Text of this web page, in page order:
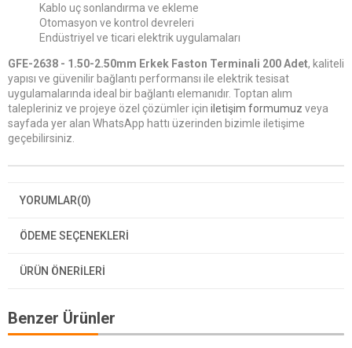
Kablo uç sonlandırma ve ekleme
Otomasyon ve kontrol devreleri
Endüstriyel ve ticari elektrik uygulamaları
GFE-2638 - 1.50-2.50mm Erkek Faston Terminali 200 Adet, kaliteli
yapısı ve güvenilir bağlantı performansı ile elektrik tesisat
uygulamalarında ideal bir bağlantı elemanıdır. Toptan alım
talepleriniz ve projeye özel çözümler için iletişim formumuz veya
sayfada yer alan WhatsApp hattı üzerinden bizimle iletişime
geçebilirsiniz.
YORUMLAR(0)
ÖDEME SEÇENEKLERI
ÜRÜN ÖNERILERI
Benzer Ürünler